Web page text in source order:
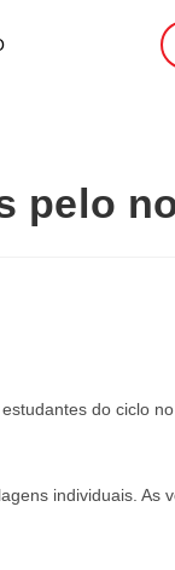
pelo
do ciclo
individuais. As